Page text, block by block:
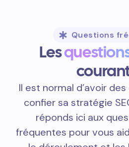
Questions
Les
Il est normal d’avoir
confier sa stratégie
réponds ici aux
fréquentes pour vous